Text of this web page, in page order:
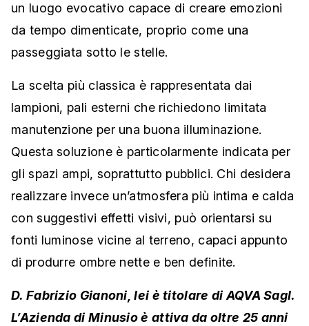
un luogo evocativo capace di creare emozioni
da tempo dimenticate, proprio come una
passeggiata sotto le stelle.
La scelta più classica è rappresentata dai
lampioni, pali esterni che richiedono limitata
manutenzione per una buona illuminazione.
Questa soluzione è particolarmente indicata per
gli spazi ampi, soprattutto pubblici. Chi desidera
realizzare invece un’atmosfera più intima e calda
con suggestivi effetti visivi, può orientarsi su
fonti luminose vicine al terreno, capaci appunto
di produrre ombre nette e ben definite.
D. Fabrizio Gianoni, lei è titolare di AQVA Sagl.
L’Azienda di Minusio è attiva da oltre 25 anni